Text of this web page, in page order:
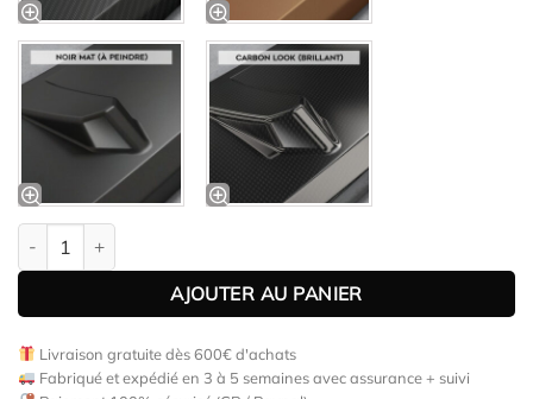
quantité de Lame de parechoc avant pour BMW Série 5 G30 /
AJOUTER AU PANIER
Livraison gratuite dès 600€ d'achats
Fabriqué et expédié en 3 à 5 semaines avec assurance + suivi